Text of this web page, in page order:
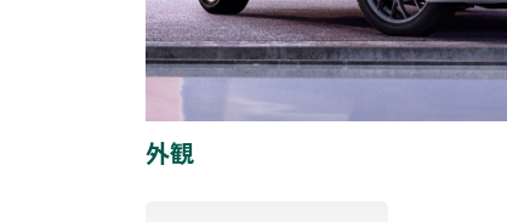
外観